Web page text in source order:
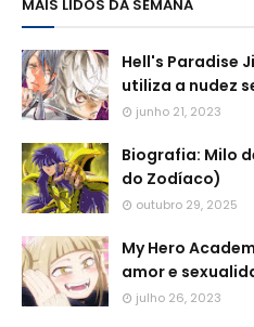
MAIS LIDOS DA SEMANA
Hell's Paradise
utiliza a nudez
junho 21, 2023
Biografia: Milo
do Zodíaco)
outubro 29, 2025
My Hero
amor e
julho 26, 2023